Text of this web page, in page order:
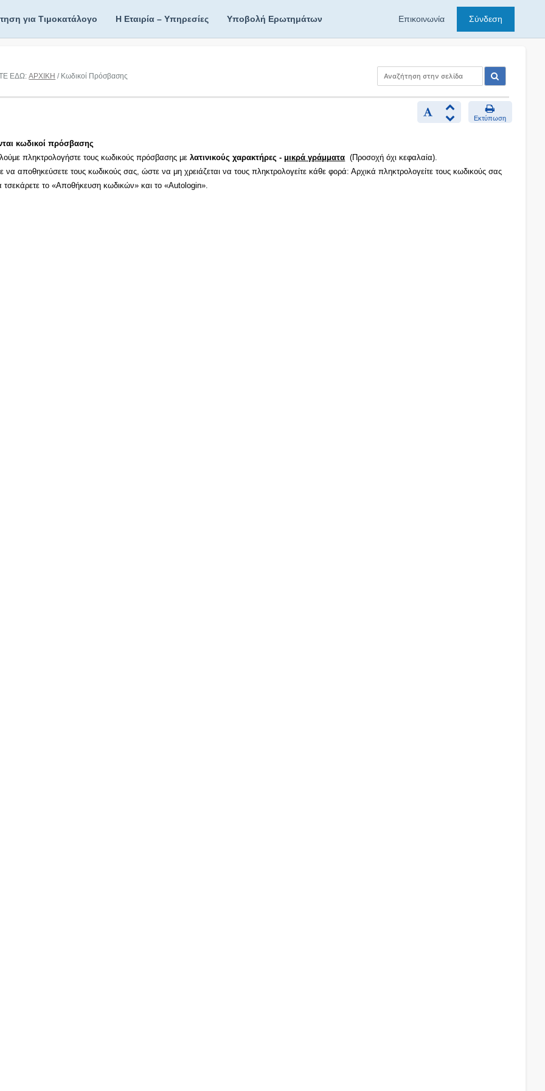
για Τιμοκατάλογο Η Εταιρία – Υπηρεσίες Υποβολή Ερωτημάτων Επικοινωνία Σύνδεση
ΕΔΩ:ΑΡΧΙΚΗ / Κωδικοί Πρόσβασης
Εκτύπωση
κωδικοί πρόσβασης
πληκτρολογήστε τους κωδικούς πρόσβασης μελατινικούς χαρακτήρες - μικρά γράμματα (Προσοχή όχι κεφαλαία).
να αποθηκεύσετε τους κωδικούς σας, ώστε να μη χρειάζεται να τους πληκτρολογείτε κάθε φορά: Αρχικά πληκτρολογείτε τους κωδικούς σας
τσεκάρετε το «Αποθήκευση κωδικών» και το «Autologin».